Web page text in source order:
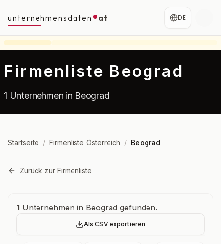
unternehmensdaten at DE
Firmenliste Beograd
1 Unternehmen in Beograd
Startseite / Firmenliste Österreich / Beograd
Zurück zur Firmenliste
Unternehmensübersicht
1 Unternehmen in Beograd gefunden.
Als CSV exportieren